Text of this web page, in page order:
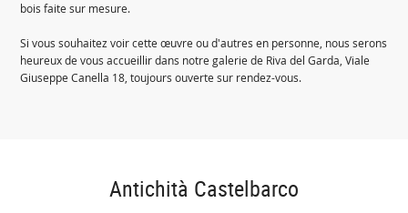
bois faite sur mesure.
Si vous souhaitez voir cette œuvre ou d'autres en personne, nous serons
heureux de vous accueillir dans notre galerie de Riva del Garda, Viale
Giuseppe Canella 18, toujours ouverte sur rendez-vous.
Antichità Castelbarco